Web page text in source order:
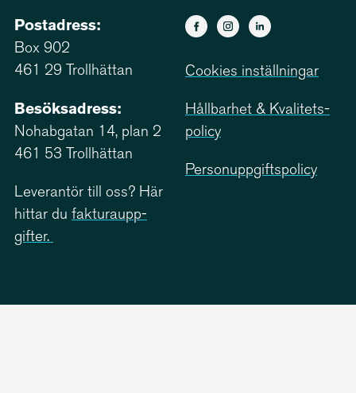
Postadress:
Box 902
461 29 Trollhättan
Besöksadress:
Nohabgatan 14, plan 2
461 53 Trollhättan
Leverantör till oss? Här
hittar du faktu­ra­upp­
gifter.
Cookies inställningar
Hållbarhet & Kvali­tets­
policy
Person­upp­giftspolicy